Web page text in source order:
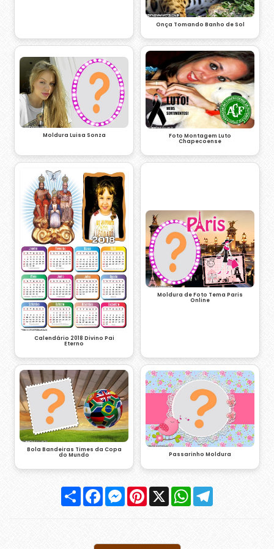
Onça Tomando Banho de Sol
Moldura Luisa Sonza Foto Montagem Luto
Chapecoense
Calendário 2018 Divino Pai
Eterno
Moldura de Foto Tema Paris
Online
Bola Bandeiras Times da Copa
do Mundo Passarinho Moldura
Compartilhar
FacebookMessenger
Pinterest
X WhatsApp